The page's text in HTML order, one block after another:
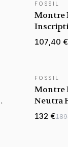
FOSSIL
Montre
cadran
acier
107,40 €
FOSSIL
Montre
Neutra
132 €